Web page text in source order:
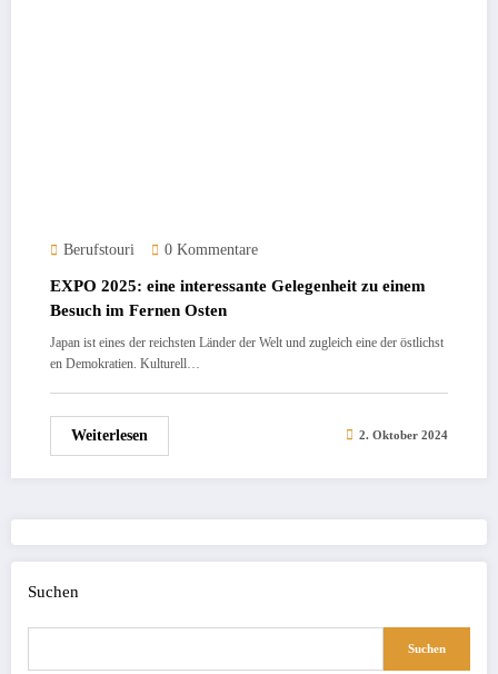
Berufstouri 0 Kommentare
EXPO 2025: eine interessante Gelegenheit zu einem
Besuch im Fernen Osten
Japan ist eines der reichsten Länder der Welt und zugleich eine der östlichst
en Demokratien. Kulturell…
Weiterlesen 2. Oktober 2024
Suchen
Suchen